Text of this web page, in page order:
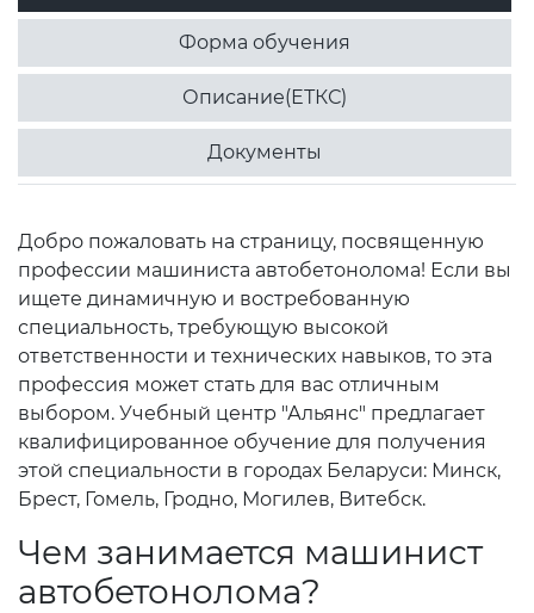
Форма обучения
Описание(ЕТКС)
Документы
Добро пожаловать на страницу, посвященную
профессии машиниста автобетонолома! Если вы
ищете динамичную и востребованную
специальность, требующую высокой
ответственности и технических навыков, то эта
профессия может стать для вас отличным
выбором. Учебный центр "Альянс" предлагает
квалифицированное обучение для получения
этой специальности в городах Беларуси: Минск,
Брест, Гомель, Гродно, Могилев, Витебск.
Чем занимается машинист
автобетонолома?